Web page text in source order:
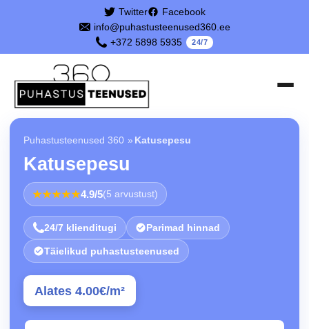
info@puhastusteenused360.ee
+372 5898 5935
24/7
Twitter Facebook
Puhastusteenused 360 » Katusepesu
Katusepesu
★★★★★4.9/5(5 arvustust)
24/7 klienditugi Parimad hinnad
Täielikud puhastusteenused
Alates 4.00€/m²